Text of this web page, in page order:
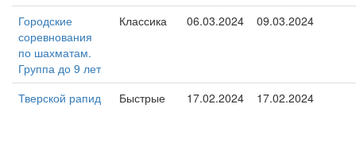
Городские
соревнования
по шахматам.
Группа до 9 лет
Классика 06.03.2024 09.03.2024
Тверской рапид Быстрые 17.02.2024 17.02.2024